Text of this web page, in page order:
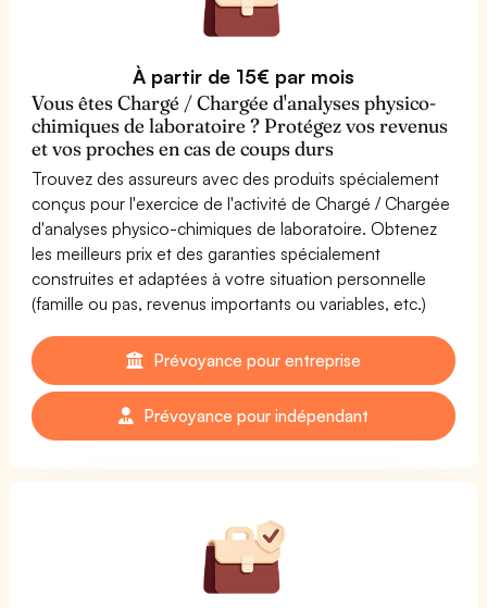
À partir de 15€ par mois
Vous êtes Chargé / Chargée d'analyses physico-
chimiques de laboratoire ? Protégez vos revenus
et vos proches en cas de coups durs
Trouvez des assureurs avec des produits spécialement
conçus pour l'exercice de l'activité de Chargé / Chargée
d'analyses physico-chimiques de laboratoire. Obtenez
les meilleurs prix et des garanties spécialement
construites et adaptées à votre situation personnelle
(famille ou pas, revenus importants ou variables, etc.)
Prévoyance pour entreprise
Prévoyance pour indépendant